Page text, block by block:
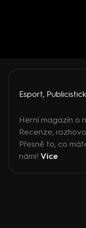
Esport,
Herní magazín o
Recenze,
Přesně to, co
námi! Více